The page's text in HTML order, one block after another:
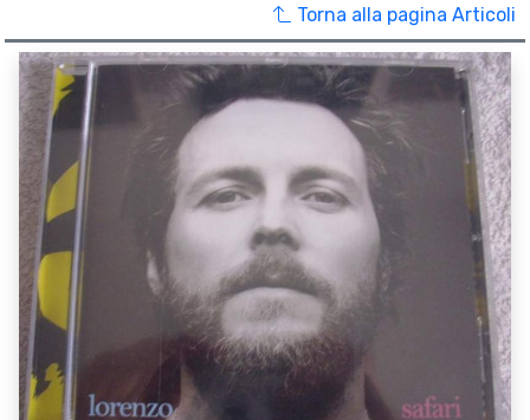
Torna alla pagina Articoli